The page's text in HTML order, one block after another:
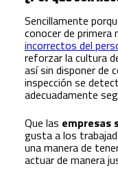
Sencillamente
conocer de primera
incorrectos del
reforzar la cultura
así sin disponer de
inspección se
adecuadamente
Que las empresas
gusta a los
una manera de
actuar de manera